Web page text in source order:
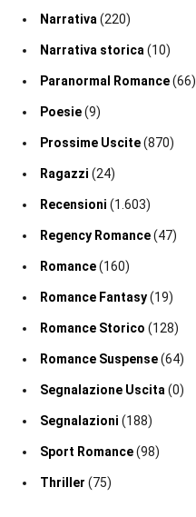
Narrativa (220)
Narrativa storica (10)
Paranormal Romance(66)
Poesie(9)
Prossime Uscite(870)
Ragazzi (24)
Recensioni (1.603)
Regency Romance(47)
Romance(160)
Romance Fantasy(19)
Romance Storico (128)
Romance Suspense(64)
Segnalazione Uscita (0)
Segnalazioni (188)
Sport Romance(98)
Thriller (75)